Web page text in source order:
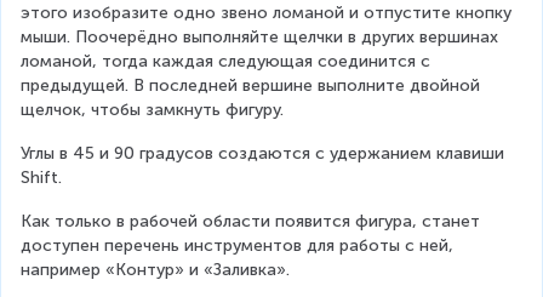
этого изобразите одно звено ломаной и отпустите кнопку
мыши. Поочерёдно выполняйте щелчки в других вершинах
ломаной, тогда каждая следующая соединится с
предыдущей. В последней вершине выполните двойной
щелчок, чтобы замкнуть фигуру.
Углы в 45 и 90 градусов создаются с удержанием клавиши
Shift.
Как только в рабочей области появится фигура, станет
доступен перечень инструментов для работы с ней,
например «Контур» и «Заливка».